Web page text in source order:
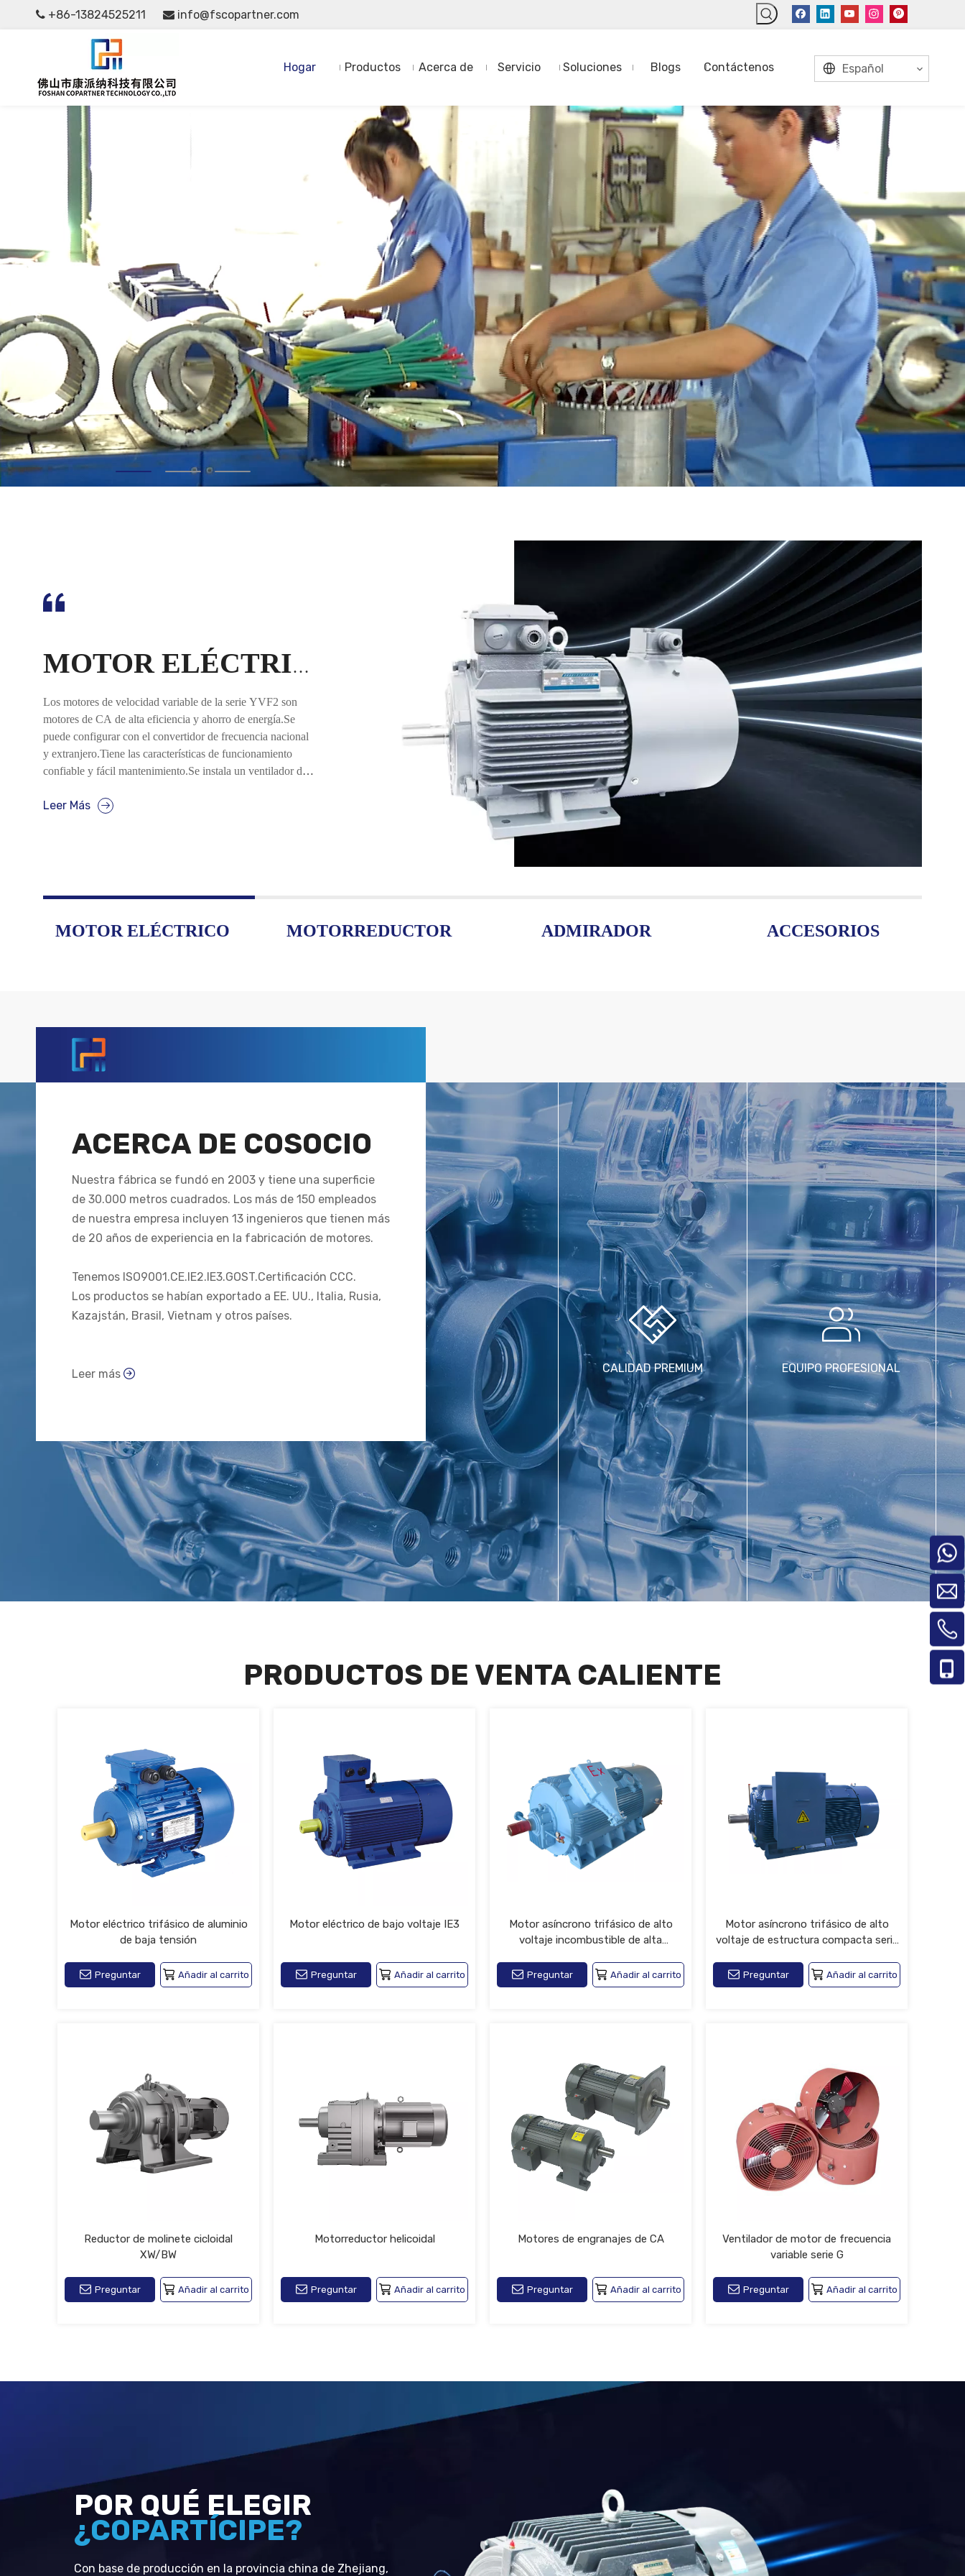
 +86-13824525211  info@fscopartner.com
Hogar Productos Acerca de Servicio Soluciones Blogs Contáctenos Español
MOTOR ELÉCTRICO
Los motores de velocidad variable de la serie YVF2 son
motores de CA de alta eficiencia y ahorro de energía.Se
puede configurar con el convertidor de frecuencia nacional
y extranjero.Tiene las características de funcionamiento
confiable y fácil mantenimiento.Se instala un ventilador de
de enfriamiento en diferentes velocidades.Los motores de la
Leer Más
MOTOR ELÉCTRICO MOTORREDUCTOR ADMIRADOR ACCESORIOS
ACERCA DE COSOCIO
Nuestra fábrica se fundó en 2003 y tiene una superficie
de 30.000 metros cuadrados. Los más de 150 empleados
de nuestra empresa incluyen 13 ingenieros que tienen más
de 20 años de experiencia en la fabricación de motores.
Tenemos ISO9001.CE.IE2.IE3.GOST.Certificación CCC.
Los productos se habían exportado a EE. UU., Italia, Rusia,
Kazajstán, Brasil, Vietnam y otros países.
Leer más  CALIDAD PREMIUM EQUIPO PROFESIONAL
PRODUCTOS DE VENTA CALIENTE
Motor eléctrico trifásico de aluminio
de baja tensión
Preguntar Añadir al carrito
Motor eléctrico de bajo voltaje IE3
Preguntar Añadir al carrito
Motor asíncrono trifásico de alto
voltaje incombustible de alta
Preguntar Añadir al carrito
Motor asíncrono trifásico de alto
voltaje de estructura compacta serie
Preguntar Añadir al carrito
Reductor de molinete cicloidal
XW/BW
Preguntar Añadir al carrito
Motorreductor helicoidal
Preguntar Añadir al carrito
Motores de engranajes de CA
Preguntar Añadir al carrito
Ventilador de motor de frecuencia
variable serie G
Preguntar Añadir al carrito
POR QUÉ ELEGIR
¿COPARTÍCIPE?
Con base de producción en la provincia china de Zhejiang,